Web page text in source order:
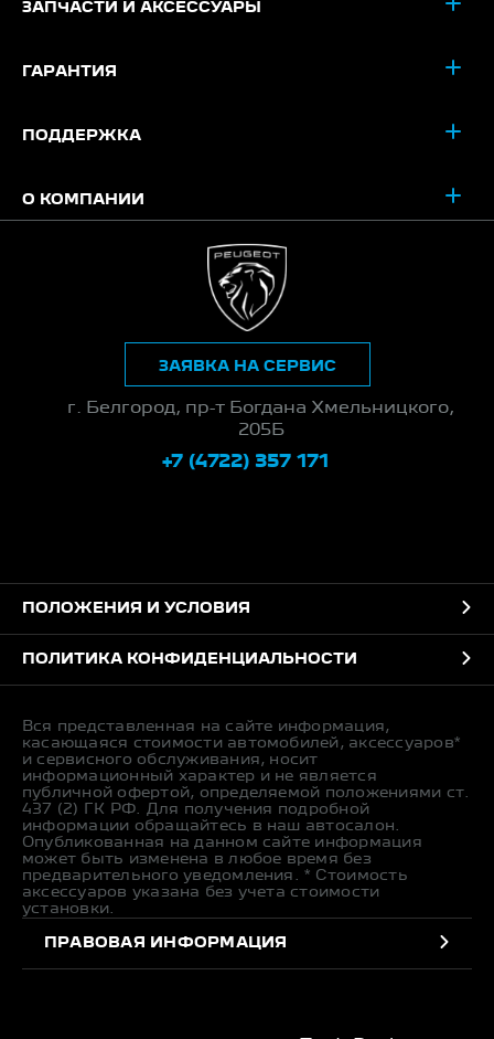
ЗАПЧАСТИ И АКСЕССУАРЫ
ГАРАНТИЯ
ПОДДЕРЖКА
О КОМПАНИИ
г. Белгород, пр-т Богдана Хмельницкого,
205Б
+7 (4722) 357 171
ЗАЯВКА НА СЕРВИС
ПОЛОЖЕНИЯ И УСЛОВИЯ
ПОЛИТИКА КОНФИДЕНЦИАЛЬНОСТИ
Вся представленная на сайте информация,
касающаяся стоимости автомобилей, аксессуаров*
и сервисного обслуживания, носит
информационный характер и не является
публичной офертой, определяемой положениями ст.
437 (2) ГК РФ. Для получения подробной
информации обращайтесь в наш автосалон.
Опубликованная на данном сайте информация
может быть изменена в любое время без
предварительного уведомления. * Стоимость
аксессуаров указана без учета стоимости
установки.
ПРАВОВАЯ ИНФОРМАЦИЯ